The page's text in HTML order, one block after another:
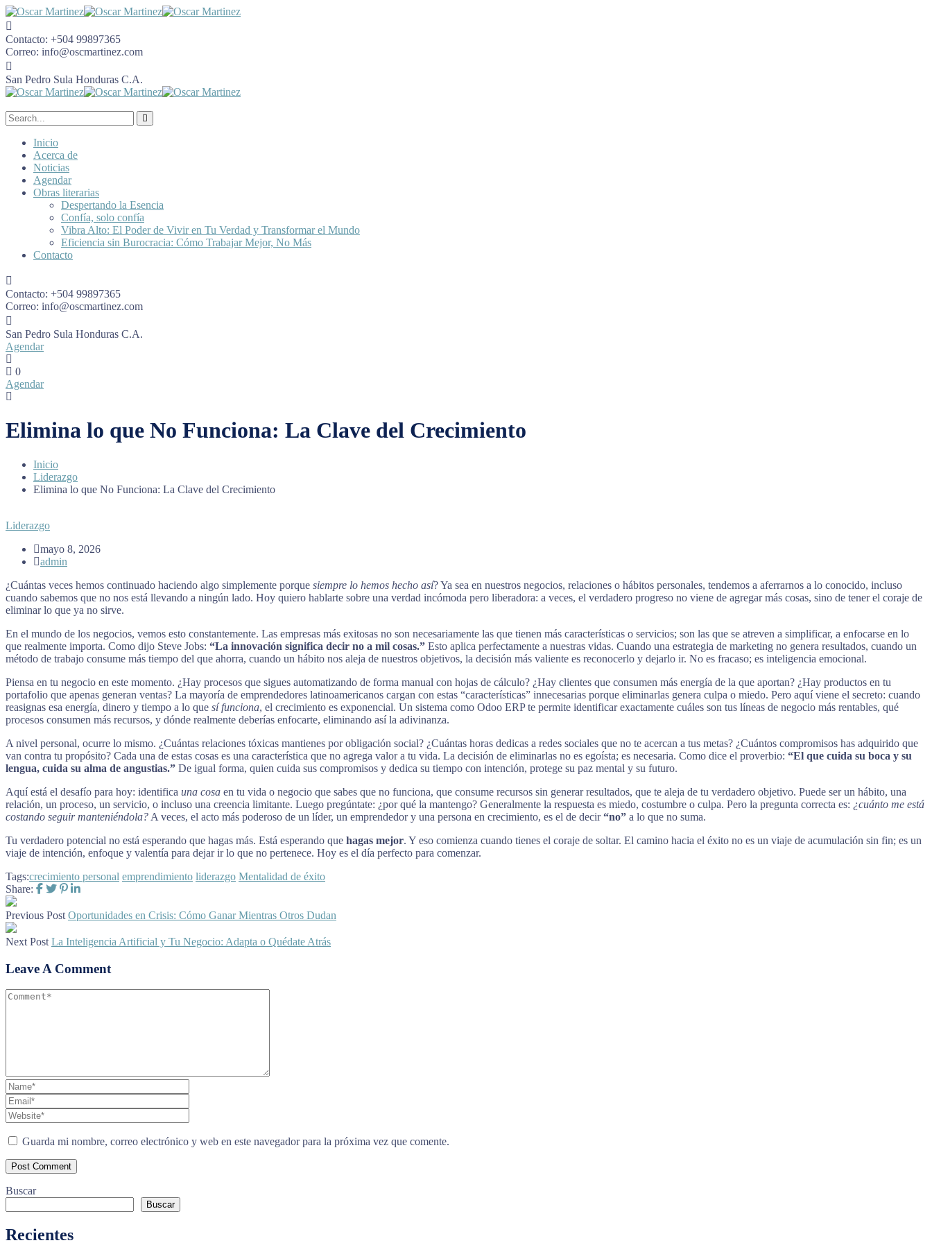
Contacto: +504 99897365
Correo: info@oscmartinez.com
San Pedro Sula Honduras C.A.
Inicio
Acerca de
Noticias
Agendar
Obras literarias
Despertando la Esencia
Confía, solo confía
Vibra Alto: El Poder de Vivir en Tu Verdad y Transformar el Mundo
Eficiencia sin Burocracia: Cómo Trabajar Mejor, No Más
Contacto
Contacto: +504 99897365
Correo: info@oscmartinez.com
San Pedro Sula Honduras C.A.
Agendar
0
Agendar
Elimina lo que No Funciona: La Clave del Crecimiento
Inicio
Liderazgo
Elimina lo que No Funciona: La Clave del Crecimiento
Liderazgo
mayo 8, 2026
admin
¿Cuántas veces hemos continuado haciendo algo simplemente porque siempre lo hemos hecho así? Ya sea en nuestros negocios, relaciones o hábitos personales, tendemos a aferrarnos a lo conocido, incluso
cuando sabemos que no nos está llevando a ningún lado. Hoy quiero hablarte sobre una verdad incómoda pero liberadora: a veces, el verdadero progreso no viene de agregar más cosas, sino de tener el coraje de
eliminar lo que ya no sirve.
En el mundo de los negocios, vemos esto constantemente. Las empresas más exitosas no son necesariamente las que tienen más características o servicios; son las que se atreven a simplificar, a enfocarse en lo
que realmente importa. Como dijo Steve Jobs: “La innovación significa decir no a mil cosas.” Esto aplica perfectamente a nuestras vidas. Cuando una estrategia de marketing no genera resultados, cuando un
método de trabajo consume más tiempo del que ahorra, cuando un hábito nos aleja de nuestros objetivos, la decisión más valiente es reconocerlo y dejarlo ir. No es fracaso; es inteligencia emocional.
Piensa en tu negocio en este momento. ¿Hay procesos que sigues automatizando de forma manual con hojas de cálculo? ¿Hay clientes que consumen más energía de la que aportan? ¿Hay productos en tu
portafolio que apenas generan ventas? La mayoría de emprendedores latinoamericanos cargan con estas “características” innecesarias porque eliminarlas genera culpa o miedo. Pero aquí viene el secreto: cuando
reasignas esa energía, dinero y tiempo a lo que sí funciona, el crecimiento es exponencial. Un sistema como Odoo ERP te permite identificar exactamente cuáles son tus líneas de negocio más rentables, qué
procesos consumen más recursos, y dónde realmente deberías enfocarte, eliminando así la adivinanza.
A nivel personal, ocurre lo mismo. ¿Cuántas relaciones tóxicas mantienes por obligación social? ¿Cuántas horas dedicas a redes sociales que no te acercan a tus metas? ¿Cuántos compromisos has adquirido que
van contra tu propósito? Cada una de estas cosas es una característica que no agrega valor a tu vida. La decisión de eliminarlas no es egoísta; es necesaria. Como dice el proverbio: “El que cuida su boca y su
lengua, cuida su alma de angustias.” De igual forma, quien cuida sus compromisos y dedica su tiempo con intención, protege su paz mental y su futuro.
Aquí está el desafío para hoy: identifica una cosa en tu vida o negocio que sabes que no funciona, que consume recursos sin generar resultados, que te aleja de tu verdadero objetivo. Puede ser un hábito, una
relación, un proceso, un servicio, o incluso una creencia limitante. Luego pregúntate: ¿por qué la mantengo? Generalmente la respuesta es miedo, costumbre o culpa. Pero la pregunta correcta es: ¿cuánto me está
costando seguir manteniéndola? A veces, el acto más poderoso de un líder, un emprendedor y una persona en crecimiento, es el de decir“no” a lo que no suma.
Tu verdadero potencial no está esperando que hagas más. Está esperando que hagas mejor. Y eso comienza cuando tienes el coraje de soltar. El camino hacia el éxito no es un viaje de acumulación sin fin; es un
viaje de intención, enfoque y valentía para dejar ir lo que no pertenece. Hoy es el día perfecto para comenzar.
Tags:crecimiento personal emprendimiento liderazgo Mentalidad de éxito
Share:
Previous Post Oportunidades en Crisis: Cómo Ganar Mientras Otros Dudan
Next Post La Inteligencia Artificial y Tu Negocio: Adapta o Quédate Atrás
Leave A Comment
Guarda mi nombre, correo electrónico y web en este navegador para la próxima vez que comente.
Buscar
Buscar
Recientes